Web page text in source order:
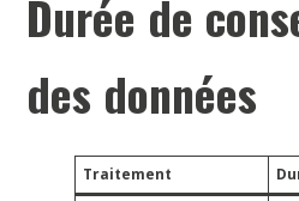
Durée de
des données
Traitement